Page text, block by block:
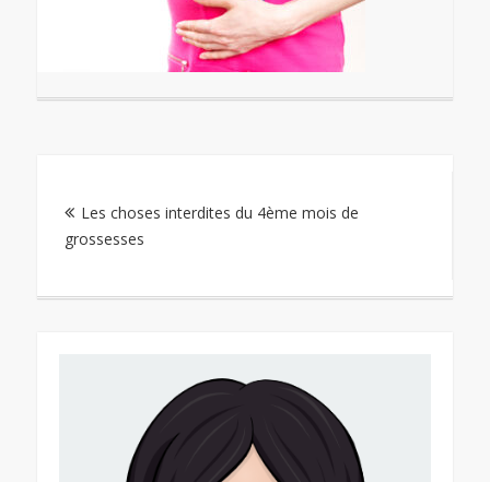
de
l’article
Les choses interdites du 4ème mois de
grossesses